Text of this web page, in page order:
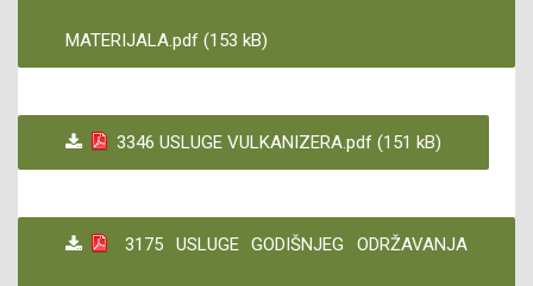
MATERIJALA.pdf (153 kB)
3346 USLUGE VULKANIZERA.pdf (151 kB)
3175 USLUGE GODIŠNJEG ODRŽAVANJA